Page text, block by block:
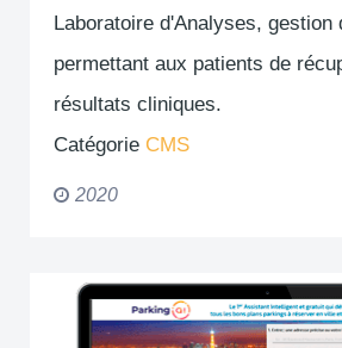
Laboratoire d'Analyses, gestion
permettant aux patients de
résultats cliniques.
Catégorie CMS
2020